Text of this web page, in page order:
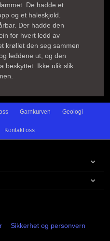
De hadde et
og et haleskjold.
Der hadde den
for hvert ledd av
krøllet den seg sammen
leddene ut, og den
beskyttet. Ikke ulik slik
Garnkurven Geologi
Kontakt oss
Sikkerhet og personvern